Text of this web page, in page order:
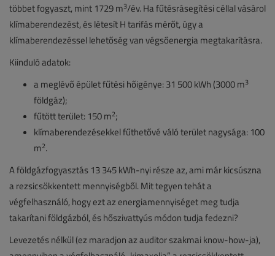
többet fogyaszt, mint 1729 m3/év. Ha fűtésrásegítési céllal vásárol
klímaberendezést, és létesít H tarifás mérőt, úgy a
klímaberendezéssel lehetőség van végsőenergia megtakarításra.
Kiinduló adatok:
a meglévő épület fűtési hőigénye: 31 500 kWh (3000 m3
földgáz);
fűtött terület: 150 m2;
klímaberendezésekkel fűthetővé váló terület nagysága: 100
m2.
A földgázfogyasztás 13 345 kWh-nyi része az, ami már kicsúszna
a rezsicsökkentett mennyiségből. Mit tegyen tehát a
végfelhasználó, hogy ezt az energiamennyiséget meg tudja
takarítani földgázból, és hőszivattyús módon tudja fedezni?
Levezetés nélkül (ez maradjon az auditor szakmai know-how-ja),